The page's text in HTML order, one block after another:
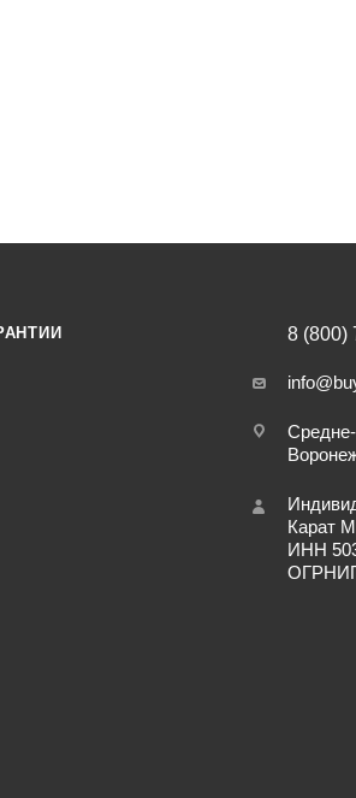
8 (800)
Карат
ИНН
ОГРНИП